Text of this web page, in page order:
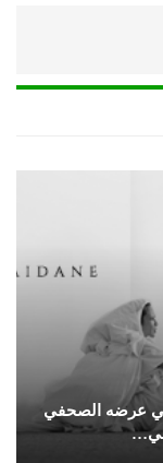
في عرضه الصحفي
في…